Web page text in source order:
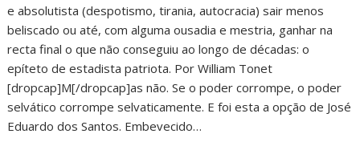
e absolutista (despotismo, tirania, autocracia) sair menos
beliscado ou até, com alguma ousadia e mestria, ganhar na
recta final o que não conseguiu ao longo de décadas: o
epíteto de estadista patriota. Por William Tonet
[dropcap]M[/dropcap]as não. Se o poder corrompe, o poder
selvático corrompe selvaticamente. E foi esta a opção de José
Eduardo dos Santos. Embevecido…